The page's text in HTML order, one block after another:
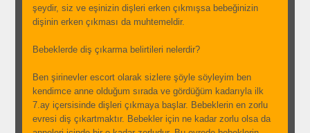
şeydir, siz ve eşinizin dişleri erken çıkmışsa bebeğinizin
dişinin erken çıkması da muhtemeldir.
Bebeklerde diş çıkarma belirtileri nelerdir?
Ben şirinevler escort olarak sizlere şöyle söyleyim ben
kendimce anne olduğum sırada ve gördüğüm kadarıyla ilk
7.ay içersisinde dişleri çıkmaya başlar. Bebeklerin en zorlu
evresi diş çıkartmaktır. Bebekler için ne kadar zorlu olsa da